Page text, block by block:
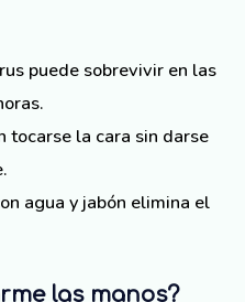
puede sobrevivir en las
tocarse la cara sin darse
agua y jabón elimina el
las manos?